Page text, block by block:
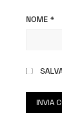
NOME *